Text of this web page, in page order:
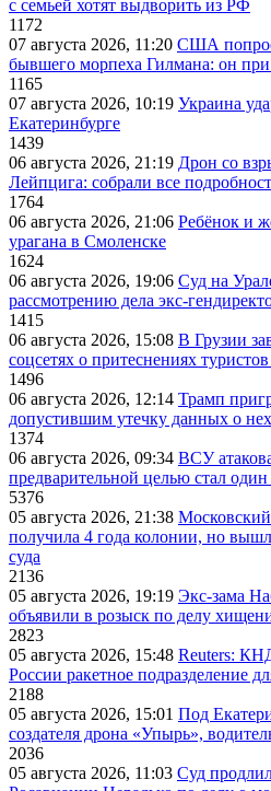
с семьей хотят выдворить из РФ
1172
07 августа 2026, 11:20 США
бывшего морпеха Гилмана: он при
1165
07 августа 2026, 10:19 Украина
Екатеринбурге
1439
06 августа 2026, 21:19 Дрон со
Лейпцига: собрали все
1764
06 августа 2026, 21:06 Ребёнок и
урагана в Смоленске
1624
06 августа 2026, 19:06 Суд на
рассмотрению дела экс-
1415
06 августа 2026, 15:08 В Грузии
соцсетях о притеснениях
1496
06 августа 2026, 12:14 Трамп
допустившим утечку данных о
1374
06 августа 2026, 09:34 ВСУ
предварительной целью стал
5376
05 августа 2026, 21:38 Московский
получила 4 года колонии, но
суда
2136
05 августа 2026, 19:19 Экс-зама
объявили в розыск по делу
2823
05 августа 2026, 15:48 Reuters:
России ракетное подразделение
2188
05 августа 2026, 15:01 Под
создателя дрона «Упырь»,
2036
05 августа 2026, 11:03 Суд